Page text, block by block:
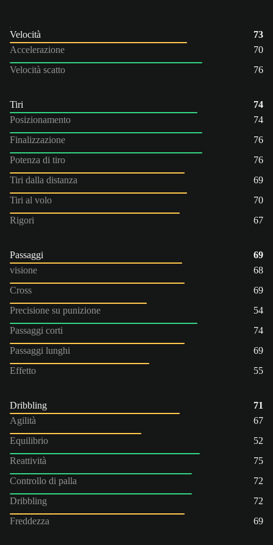
Velocità
73
Accelerazione
70
Velocità scatto
76
Tiri
74
Posizionamento
74
Finalizzazione
76
Potenza di tiro
76
Tiri dalla distanza
69
Tiri al volo
70
Rigori
67
Passaggi
69
visione
68
Cross
69
Precisione su punizione
54
Passaggi corti
74
Passaggi lunghi
69
Effetto
55
Dribbling
71
Agilità
67
Equilibrio
52
Reattività
75
Controllo di palla
72
Dribbling
72
Freddezza
69